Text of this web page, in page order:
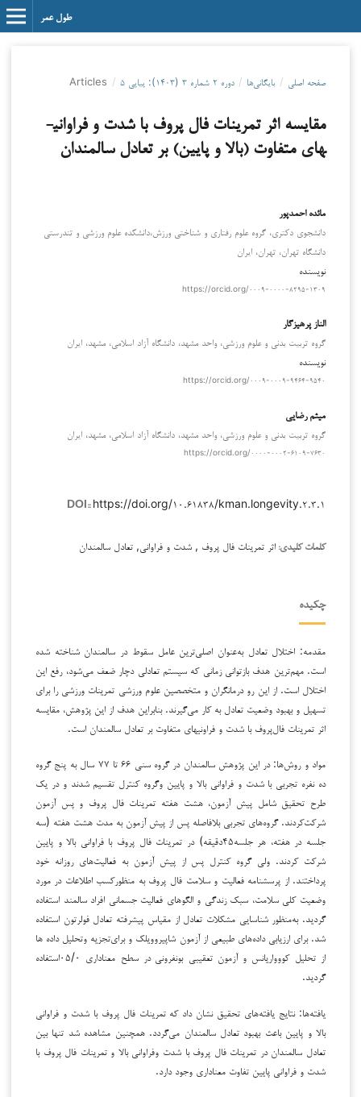
طول عمر
صفحه اصلی / بایگانی‌ها / دوره ۲ شماره ۳ (۱۴۰۳): پیاپی ۵ /
Articles
مقایسه اثر تمرینات فال پروف با شدت ­و فراوانی­
های متفاوت (بالا و پایین) بر تعادل سالمندان
مائده احمدپور
دانشجوی دکتری، گروه علوم رفتاری و شناختی ورزش،دانشکده علوم ورزشی و تندرستی
دانشگاه تهران، تهران، ایران
نویسنده
https://orcid.org/۰۰۰۹-۰۰۰۰-۸۲۹۵-۱۳۰۹
الناز پرهیزگار
گروه تربیت بدنی و علوم ورزشی، واحد مشهد، دانشگاه آزاد اسلامی، مشهد، ایران
نویسنده
https://orcid.org/۰۰۰۹-۰۰۰۹-۹۴۶۴-۹۵۴۰
میثم رضایی
گروه تربیت بدنی و علوم ورزشی، واحد مشهد، دانشگاه آزاد اسلامی، مشهد، ایران
https://orcid.org/۰۰۰۰-۰۰۰۲-۶۱۰۹-۷۶۳۰
DOI:: https://doi.org/۱۰.۶۱۸۳۸/kman.longevity.۲.۳.۱
کلمات کلیدی: اثر تمرینات فال پروف , شدت و فراوانی, تعادل سالمندان
چکیده
مقدمه: اختلال تعادل به‌عنوان اصلی‌ترین عامل سقوط در سالمندان شناخته شده
است. مهم‌ترین هدف بازتوانی زمانی که سیستم تعادلی دچار ضعف می‌شود، رفع این
اختلال است. از این رو درمانگران و متخصصین علوم ورزشی تمرینات ورزشی را برای
تسهیل و بهبود وضعیت تعادل به کار می‌گیرند. بنابراین هدف از این پژوهش، مقایسه
اثر تمرینات فال‌پروف با شدت­ و فراونی­های متفاوت بر تعادل سالمندان است.
مواد و روش‌ها: ‌‌در‌ این‌ پژوهش‌ سالمندان در گروه‌‌ سنی‌ ۶۶ تا ۷۷ سال به پنج ‌‌گروه‌‌‌‌
ده نفره‌‌ تجربی‌ با‌ شدت و فراوانی بالا و پایین وگروه کنترل تقسیم شدند و‌ در‌ یک‌
طرح‌ تحقیق‌ شامل ‌‌پیش آزمون‌، هشت‌ هفته ‌تمرینات ‌فال‌ پروف‌ و‌ پس آزمون
‌شرکت‌کردند. ‌گروه‌های ‌تجربی ‌بلافاصله‌‌ پس ‌‌‌از‌‌ پیش آزمون‌‌ به‌ مدت‌ هشت‌ هفته‌ (سه‌
جلسه‌ در‌ هفته‌، هر‌ جلسه‌‌‌‌۴۵دقیقه‌) در‌ تمرینات‌ فال‌ پروف‌ با‌ فراوانی بالا‌ و‌ پایین‌
شرکت‌ کردند.‌ ولی ‌گروه‌ کنترل‌ پس‌ از‌ ‌پیش آزمون‌ ‌به فعالیت‌های ‌‌روزانه‌ خود
‌پرداختند‌.‌ از ‌‌پرسشنامه ‌‌‌‌‌فعالیت ‌‌و‌ سلامت‌ فال‌ پروف ‌‌به منظور‌‌کسب‌ اطلاعات‌ در‌ مورد‌
وضعیت‌ کلی‌ سلامت‌، سبک‌ زندگی‌ و ‌الگوهای ‌فعالیت ‌جسمانی ‌افراد‌ سالمند‌‌ استفاده‌
گردید.‌‌ به‌منظور‌ شناسایی‌ مشکلات‌ تعادل‌ از‌ مقیاس‌ پیشرفته‌ تعادل‌ فولرتون‌ استفاده‌
شد‌. برای‌ ارزیابی‌ داده‌های‌ طبیعی‌ از‌ آزمون‌ شاپیرو‌ویلک ‌و‌ برای‌‌تجزیه وتحلیل‌‌ داده ها
‌‌از‌ تحلیل ‌‌کووواریانس و آزمون تعقیبی بونفرونی
در سطح ‌معناداری ‌‌‌۰۵/۰استفاده
گردید.
یافته‌ها: نتایج یافته‌های تحقیق نشان‌ داد‌ که‌ تمرینات‌‌‌ ‌‌فال‌ پروف‌ با‌ شدت و فراوانی
بالا و پایین ‌‌باعث‌ بهبود‌ تعادل‌ سالمندان‌ می‌گردد. همچنین مشاهده شد تنها بین
تعادل سالمندان در تمرینات فال پروف با شدت وفراوانی بالا و تمرینات فال پروف با
شدت و فراوانی پایین تفاوت معناداری وجود دارد.